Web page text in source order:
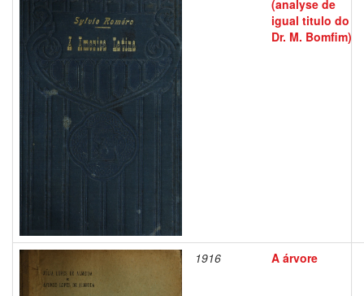
(analyse de
igual titulo do
Dr. M. Bomfim)
1916 A árvore